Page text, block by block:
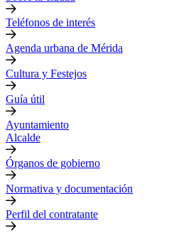
Teléfonos de interés
Agenda urbana de Mérida
Cultura y Festejos
Guía útil
Ayuntamiento
Alcalde
Órganos de gobierno
Normativa y documentación
Perfil del contratante